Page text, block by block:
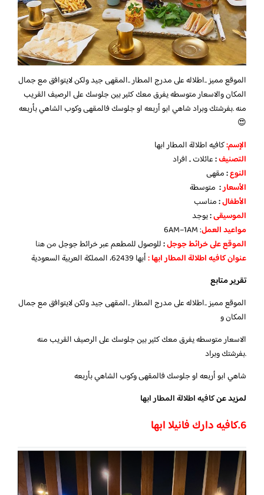
الموقع مميز ..اطلاله على مدرج المطار ..المقهى جيد ولكن لايتوافق مع جمال
المكان والاسعار متوسطه يفرق معك كثير بين جلوسك على الرصيف القريب
منه .بفرشتك وبراد شاهي ابو أربعه او جلوسك فالمقهى وكوب الشاهي بأربعه
😍
الإسم:كافيه اطلالة المطار ابها
التصنيف:عائلات ـ افراد
النوع:مقهى
الأسعار: متوسطة
الأطفال:مناسب
الموسيقى:يوجد
مواعيد العمل: 6AM–1AM
الموقع على خرائط جوجل:للوصول للمطعم عبر خرائط جوجلمن هنا
عنوان كافيه اطلالة المطار ابها :أبها 62439، المملكة العربية السعودية
تقرير متابع
الموقع مميز ..اطلاله على مدرج المطار ..المقهى جيد ولكن لايتوافق مع جمال
المكان و
الاسعار متوسطه يفرق معك كثير بين جلوسك على الرصيف القريب منه
.بفرشتك وبراد
شاهي ابو أربعه او جلوسك فالمقهى وكوب الشاهي بأربعه
لمزيد عنكافيه اطلالة المطار ابها
6.كافيه دارك فانيلا ابها